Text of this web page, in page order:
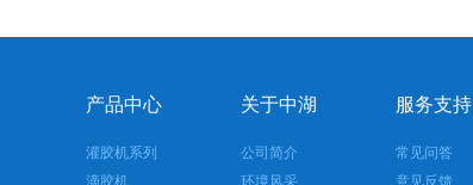
产品中心
灌胶机系列
滴胶机
关于中湖
公司简介
环境风采
服务支持
常见问答
意见反馈